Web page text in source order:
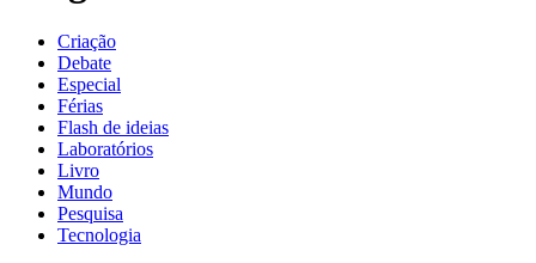
Criação
Debate
Especial
Férias
Flash de ideias
Laboratórios
Livro
Mundo
Pesquisa
Tecnologia